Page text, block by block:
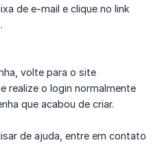
de e-mail e clique no link
volte para o site
e realize o login normalmente
que acabou de criar.
de ajuda, entre em contato